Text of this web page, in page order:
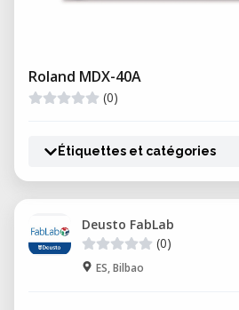
Roland MDX-40A
(0)
Étiquettes et catégories
Deusto FabLab
(0)
ES, Bilbao